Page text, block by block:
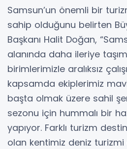
Samsun’un önemli bir
sahip olduğunu belirten
Başkanı Halit Doğan,
alanında daha ileriye
birimlerimizle aralıksız
kapsamda ekiplerimiz mavi
başta olmak üzere sahil
sezonu için hummalı bir
yapıyor. Farklı turizm
olan kentimiz deniz turizmi